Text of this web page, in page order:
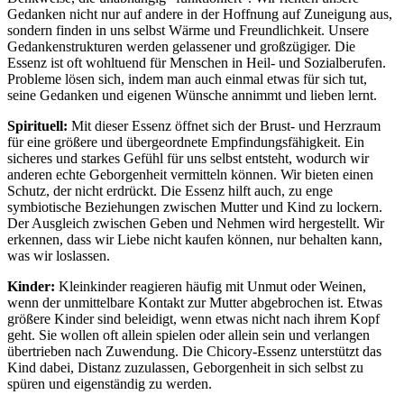
Gedanken nicht nur auf andere in der Hoffnung auf Zuneigung aus,
sondern finden in uns selbst Wärme und Freundlichkeit. Unsere
Gedankenstrukturen werden gelassener und großzügiger. Die
Essenz ist oft wohltuend für Menschen in Heil- und Sozialberufen.
Probleme lösen sich, indem man auch einmal etwas für sich tut,
seine Gedanken und eigenen Wünsche annimmt und lieben lernt.
Spirituell: Mit dieser Essenz öffnet sich der Brust- und Herzraum
für eine größere und übergeordnete Empfindungsfähigkeit. Ein
sicheres und starkes Gefühl für uns selbst entsteht, wodurch wir
anderen echte Geborgenheit vermitteln können. Wir bieten einen
Schutz, der nicht erdrückt. Die Essenz hilft auch, zu enge
symbiotische Beziehungen zwischen Mutter und Kind zu lockern.
Der Ausgleich zwischen Geben und Nehmen wird hergestellt. Wir
erkennen, dass wir Liebe nicht kaufen können, nur behalten kann,
was wir loslassen.
Kinder: Kleinkinder reagieren häufig mit Unmut oder Weinen,
wenn der unmittelbare Kontakt zur Mutter abgebrochen ist. Etwas
größere Kinder sind beleidigt, wenn etwas nicht nach ihrem Kopf
geht. Sie wollen oft allein spielen oder allein sein und verlangen
übertrieben nach Zuwendung. Die Chicory-Essenz unterstützt das
Kind dabei, Distanz zuzulassen, Geborgenheit in sich selbst zu
spüren und eigenständig zu werden.